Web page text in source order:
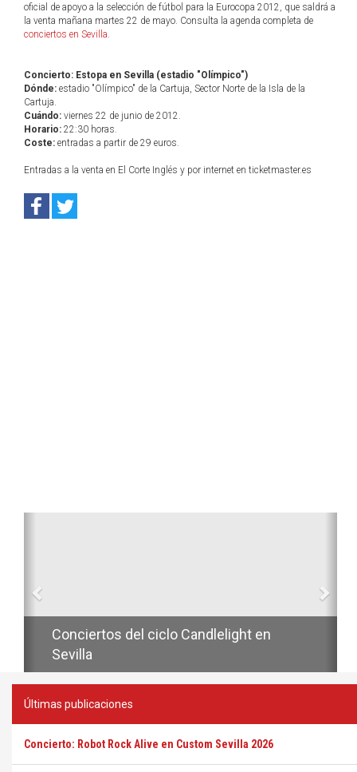
oficial de apoyo a la selección de fútbol para la Eurocopa 2012, que saldrá a
la venta mañana martes 22 de mayo. Consulta la agenda completa de
conciertos en Sevilla.
Concierto: Estopa en Sevilla (estadio "Olímpico")
Dónde: estadio "Olímpico" de la Cartuja, Sector Norte de la Isla de la
Cartuja.
Cuándo: viernes 22 de junio de 2012.
Horario: 22:30 horas.
Coste: entradas a partir de 29 euros.
Entradas a la venta en El Corte Inglés y por internet en ticketmaster.es
Conciertos del ciclo Candlelight en
Sevilla
Últimas publicaciones
Concierto: Robot Rock Alive en Custom Sevilla 2026